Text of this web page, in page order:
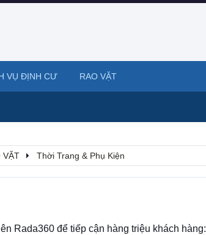
VẶT Thời Trang & Phụ Kiện
Rada360 để tiếp cận hàng triệu khách hàng:
VỤ ĐỊNH CƯ RAO VẶT